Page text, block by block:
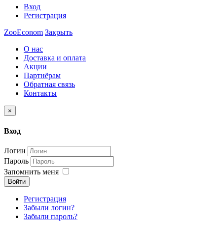
Вход
Регистрация
ZooEconom Закрыть
О нас
Доставка и оплата
Акции
Партнёрам
Обратная связь
Контакты
×
Вход
Логин
Пароль
Запомнить меня
Войти
Регистрация
Забыли логин?
Забыли пароль?